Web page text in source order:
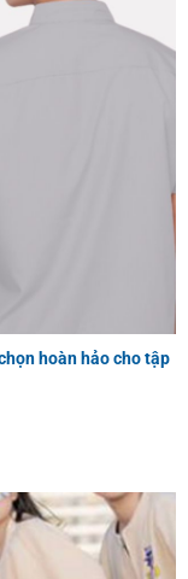
hoàn hảo cho tập